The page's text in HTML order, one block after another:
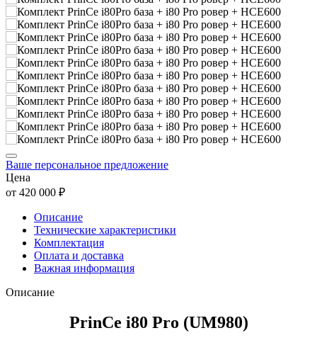
Ваше персональное предложение
Цена
от 420 000 ₽
Описание
Технические характеристики
Комплектация
Оплата и доставка
Важная информация
Описание
PrinCe i80 Pro (UM980)